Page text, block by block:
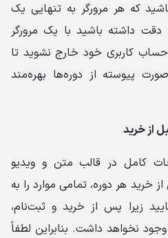
که هر مرورگر به تنهایی یک
داشته باشید با یک مرورگر
کاربری خود خارج نشوید تا
پیوسته از دوره‌ها بهره‌مند
خرید
کامل در قالب متن و ویدیو
هر دوره، تمامی موارد را به
زیرا پس از خرید و ثبت‌نام،
نخواهد داشت. بنابراین لطفاً